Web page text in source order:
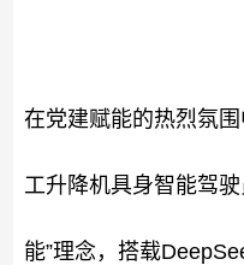
在党建赋能的热烈氛
工升降机具身智能驾
能”理念，搭载